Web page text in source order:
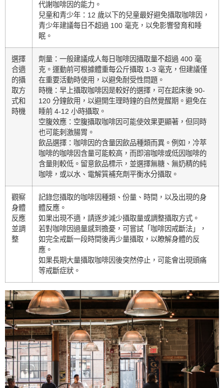
代謝咖啡因的能力。
兒童和青少年：12 歲以下的兒童最好避免攝取咖啡因，
青少年建議每日不超過 100 毫克，以免影響發育和睡
眠。
選擇
合適
的攝
取方
式和
時機
劑量：一般建議成人每日咖啡因攝取量不超過 400 毫
克。運動前可根據體重每公斤攝取 1-3 毫克，但建議僅
在重要活動時使用，以避免耐受性問題。
時機：早上攝取咖啡因是較好的選擇，可在起床後 90-
120 分鐘飲用，以避開生理時鐘的自然覺醒期。避免在
睡前 4-12 小時攝取。
空腹效應：空腹攝取咖啡因可能使效果更顯著，但同時
也可能刺激腸胃。
飲品選擇：咖啡因的含量因飲品種類而異。例如，冷萃
咖啡的咖啡因含量可能較高，而即溶咖啡或低因咖啡的
含量則較低。留意飲品標示，並選擇無糖、無奶精的純
咖啡，或以水、電解質補充劑平衡水分攝取。
觀察
身體
反應
並調
整
記錄您攝取的咖啡因種類、份量、時間，以及出現的身
體反應。
如果出現不適，請逐步減少攝取量或調整攝取方式。
若對咖啡因過量感到擔憂，可嘗試「咖啡因戒斷法」，
如完全戒斷一段時間後再少量攝取，以瞭解身體的反
應。
如果長期大量攝取咖啡因後突然停止，可能會出現頭痛
等戒斷症狀。